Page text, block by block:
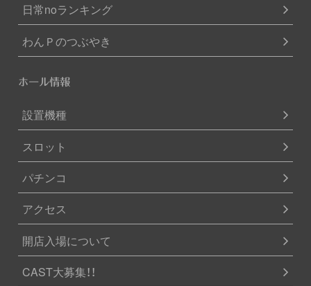
日常noランキング
わんＰのつぶやき
ホール情報
設置機種
スロット
パチンコ
アクセス
開店入場について
CAST大募集！！